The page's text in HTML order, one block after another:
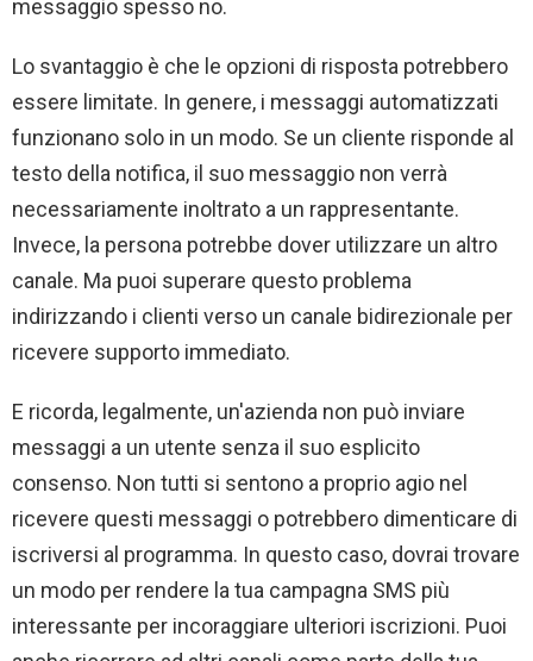
messaggio spesso no.
Lo svantaggio è che le opzioni di risposta potrebbero
essere limitate. In genere, i messaggi automatizzati
funzionano solo in un modo. Se un cliente risponde al
testo della notifica, il suo messaggio non verrà
necessariamente inoltrato a un rappresentante.
Invece, la persona potrebbe dover utilizzare un altro
canale. Ma puoi superare questo problema
indirizzando i clienti verso un canale bidirezionale per
ricevere supporto immediato.
E ricorda, legalmente, un'azienda non può inviare
messaggi a un utente senza il suo esplicito
consenso. Non tutti si sentono a proprio agio nel
ricevere questi messaggi o potrebbero dimenticare di
iscriversi al programma. In questo caso, dovrai trovare
un modo per rendere la tua campagna SMS più
interessante per incoraggiare ulteriori iscrizioni. Puoi